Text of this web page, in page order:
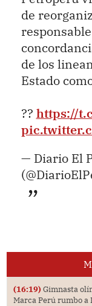
de
de los
Estado
?? https://
— Diario El
(16:19) Gimnasta
Marca Perú rumbo a